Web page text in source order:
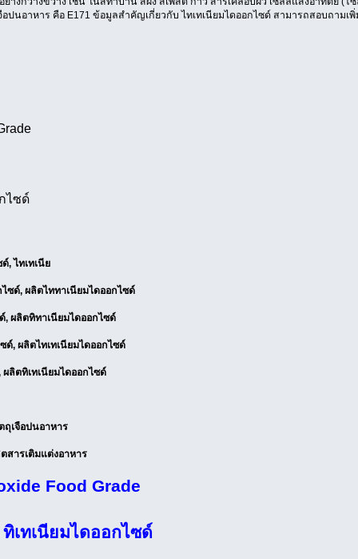
นอาหาร คือ E171 ข้อมูลสำคัญเกี่ยวกับ ไทเทเนียมไดออกไซด์ สามารถสอบถามเ
ไซด์
, ไทเทเนีย
ซด์, ผลิตไททาเนียมไดออกไซด์
, ผลิตทิทาเนียมไดออกไซด์
ด์, ผลิตไทเทเนียมไดออกไซด์
ผลิตทิเทเนียมไดออกไซด์
ถุเจือปนอาหาร
สารเติมแต่งอาหาร
Food Grade
เทเนียมไดออกไซด์